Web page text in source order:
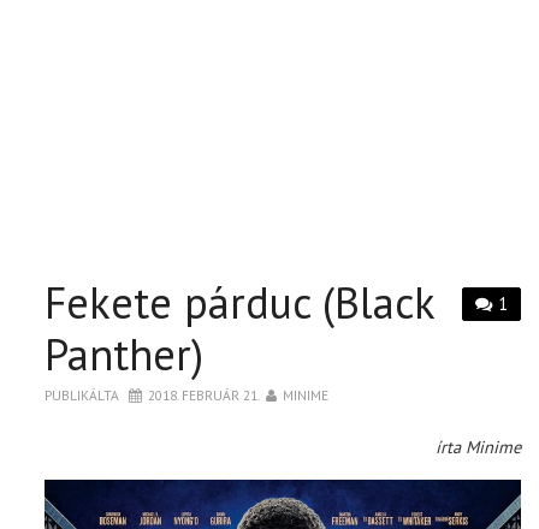
1
Fekete párduc (Black
Panther)
PUBLIKÁLTA 2018. FEBRUÁR 21. MINIME
írta Minime